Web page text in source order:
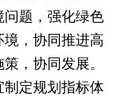
题，强化绿色
，协同推进高
，协同发展。
定规划指标体